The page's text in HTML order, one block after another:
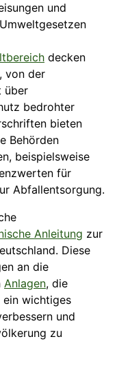
und
decken
von der
über
bedrohter
bieten
Behörden
beispielsweise
für
Abfallentsorgung.
Anleitung zur
Diese
an die
Anlagen, die
wichtiges
und
zu